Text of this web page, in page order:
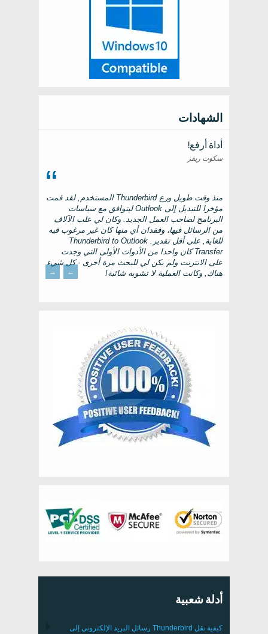
الشهادات
أداة أرفع!
سكوت ريفز
منذ وقت طويل ورعThunderbird المستخدم, لقد قمت
مؤخرا للتبديل إلى Outlookليتوافق مع سياسات
البرنامج لصاحب العمل الجديد. وكان لي علب الآلاف
من الرسائل فيها، وفقدان أي منها كان غير مرغوب فيه
للغاية, على أقل تقدير. Thunderbird to Outlook
Transferكان واحدا من الأدوات الأولى التي وجدت
على الانترنت ولم يكن لي للبحث مرة أخرى - كل شيء
هناك, وكانت العملية لا تشوبه شائبة!
←
→
أدلة شعبية
كيفية نقل Thunderbird رسائل البريد الإلكتروني إلى